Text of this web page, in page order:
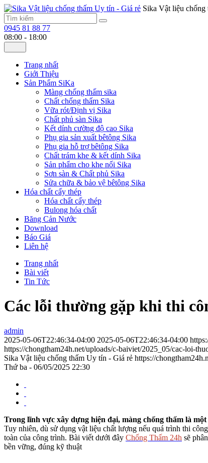
Sika Vật liệu
0945 81 88 77
08:00 - 18:00
Trang nhất
Giới Thiệu
Sản Phẩm SiKa
Màng chống thấm sika
Chất chống thấm Sika
Vữa rót/Định vị Sika
Chất phủ sàn Sika
Kết dính cường độ cao Sika
Phụ gia sản xuất bêtông Sika
Phụ gia hỗ trợ bêtông Sika
Chất trám khe & kết dính Sika
Sản phẩm cho khe nối Sika
Sơn sàn & Chất phủ Sika
Sửa chữa & bảo vệ bêtông Sika
Hóa chất cấy thép
Hóa chất cấy thép
Bulong hóa chất
Băng Cản Nước
Download
Báo Giá
Liên hệ
Trang nhất
Bài viết
Tin Tức
Các lỗi thường gặp khi thi
admin
2025-05-06T22:46:34-04:00 2025-05-06T22:46:34-04:00
https://chongtham24h.net/uploads/c-baiviet/2025_05/cac-loi-
Sika Vật liệu chống thấm Uy tín - Giá rẻ https://
Thứ ba - 06/05/2025 22:30
Trong lĩnh vực xây dựng hiện đại, màng chống thấm là
Tuy nhiên, dù sử dụng vật liệu chất lượng nếu quá trình thi
toàn của công trình. Bài viết dưới đây Chống Thấm 24h sẽ
bền vững, đúng kỹ thuật